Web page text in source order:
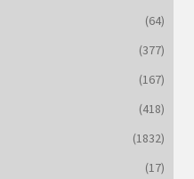
(64)
(377)
(167)
(418)
(1832)
(17)